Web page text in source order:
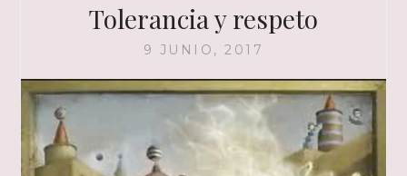
Tolerancia y respeto
9 JUNIO, 2017